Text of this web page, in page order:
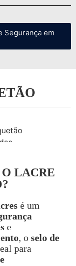
Segurança em
LACRE
é um
e
, o selo de
para